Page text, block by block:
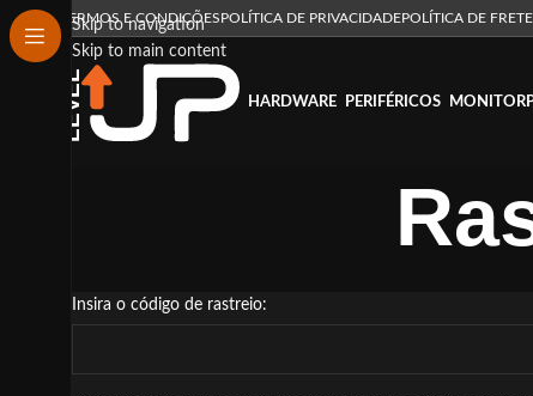
Skip to navigation
Skip to main content
TERMOS E CONDIÇÕESPOLÍTICA DE PRIVACIDADEPOLÍTICA DE
HARDWARE PERIFÉRICOS MONITOR
Insira o código de rastreio: